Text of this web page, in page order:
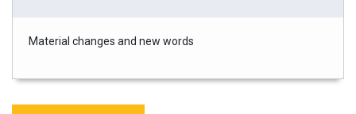
Material changes and new words